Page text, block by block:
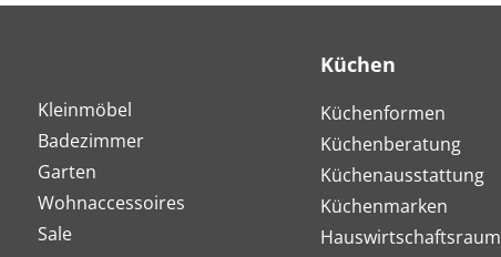
Kleinmöbel
Badezimmer
Garten
Wohnaccessoires
Sale
Küchen
Küchenformen
Küchenberatung
Küchenausstattung
Küchenmarken
Hauswirtschaftsraum